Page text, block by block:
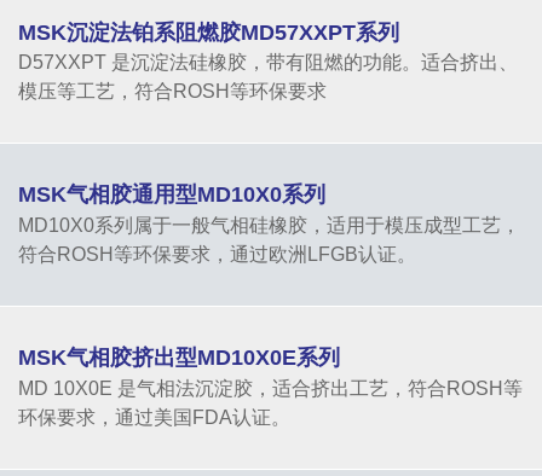
MSK沉淀法铂系阻燃胶MD57XXPT系列
D57XXPT 是沉淀法硅橡胶，带有阻燃的功能。适合挤出、
模压等工艺，符合ROSH等环保要求
MSK气相胶通用型MD10X0系列
MD10X0系列属于一般气相硅橡胶，适用于模压成型工艺，
符合ROSH等环保要求，通过欧洲LFGB认证。
MSK气相胶挤出型MD10X0E系列
MD 10X0E 是气相法沉淀胶，适合挤出工艺，符合ROSH等
环保要求，通过美国FDA认证。